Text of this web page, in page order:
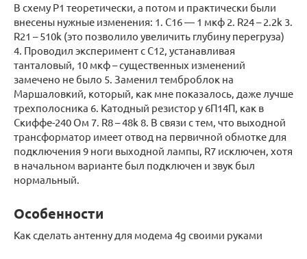
В схему P1 теоретически, а потом и практически были
внесены нужные изменения: 1. С16 — 1 мкф 2. R24 – 2.2k 3.
R21 – 510k (это позволило увеличить глубину перегруза)
4. Проводил эксперимент с C12, устанавливая
танталовый, 10 мкф – существенных изменений
замечено не было 5. Заменил темброблок на
Маршаловкий, который, как мне показалось, даже лучше
трехполосника 6. Катодный резистор у 6П14П, как в
Скиффе-240 Ом 7. R8 – 48k 8. В связи с тем, что выходной
трансформатор имеет отвод на первичной обмотке для
подключения 9 ноги выходной лампы, R7 исключен, хотя
в начальном варианте был подключен и звук был
нормальный.
Особенности
Как сделать антенну для модема 4g своими руками